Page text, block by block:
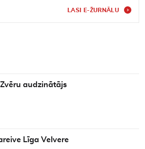
LASI E-ŽURNĀLU
Zvēru audzinātājs
Līga Velvere